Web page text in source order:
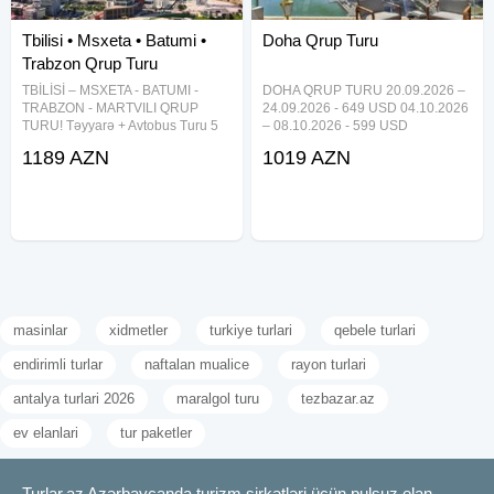
Tbilisi • Msxeta • Batumi •
Trabzon Qrup Turu
TBİLİSİ – MSXETA - BATUMI -
TRABZON - MARTVILI QRUP
TURU! Təyyarə + Avtobus Turu 5
29 AVQUST 699 USD (2 nəfərlik
1189 AZN
Doha Qrup Turu
DOHA QRUP TURU 20.09.2026 –
24.09.2026 - 649 USD 04.10.2026
– 08.10.2026 - 599 USD
USD 4 gecə / 5 gün 4* Hotel
1019 AZN
masinlar xidmetler turkiye turlari qebele turlari
endirimli turlar naftalan mualice rayon turlari
antalya turlari 2026 maralgol turu tezbazar.az
ev elanlari tur paketler